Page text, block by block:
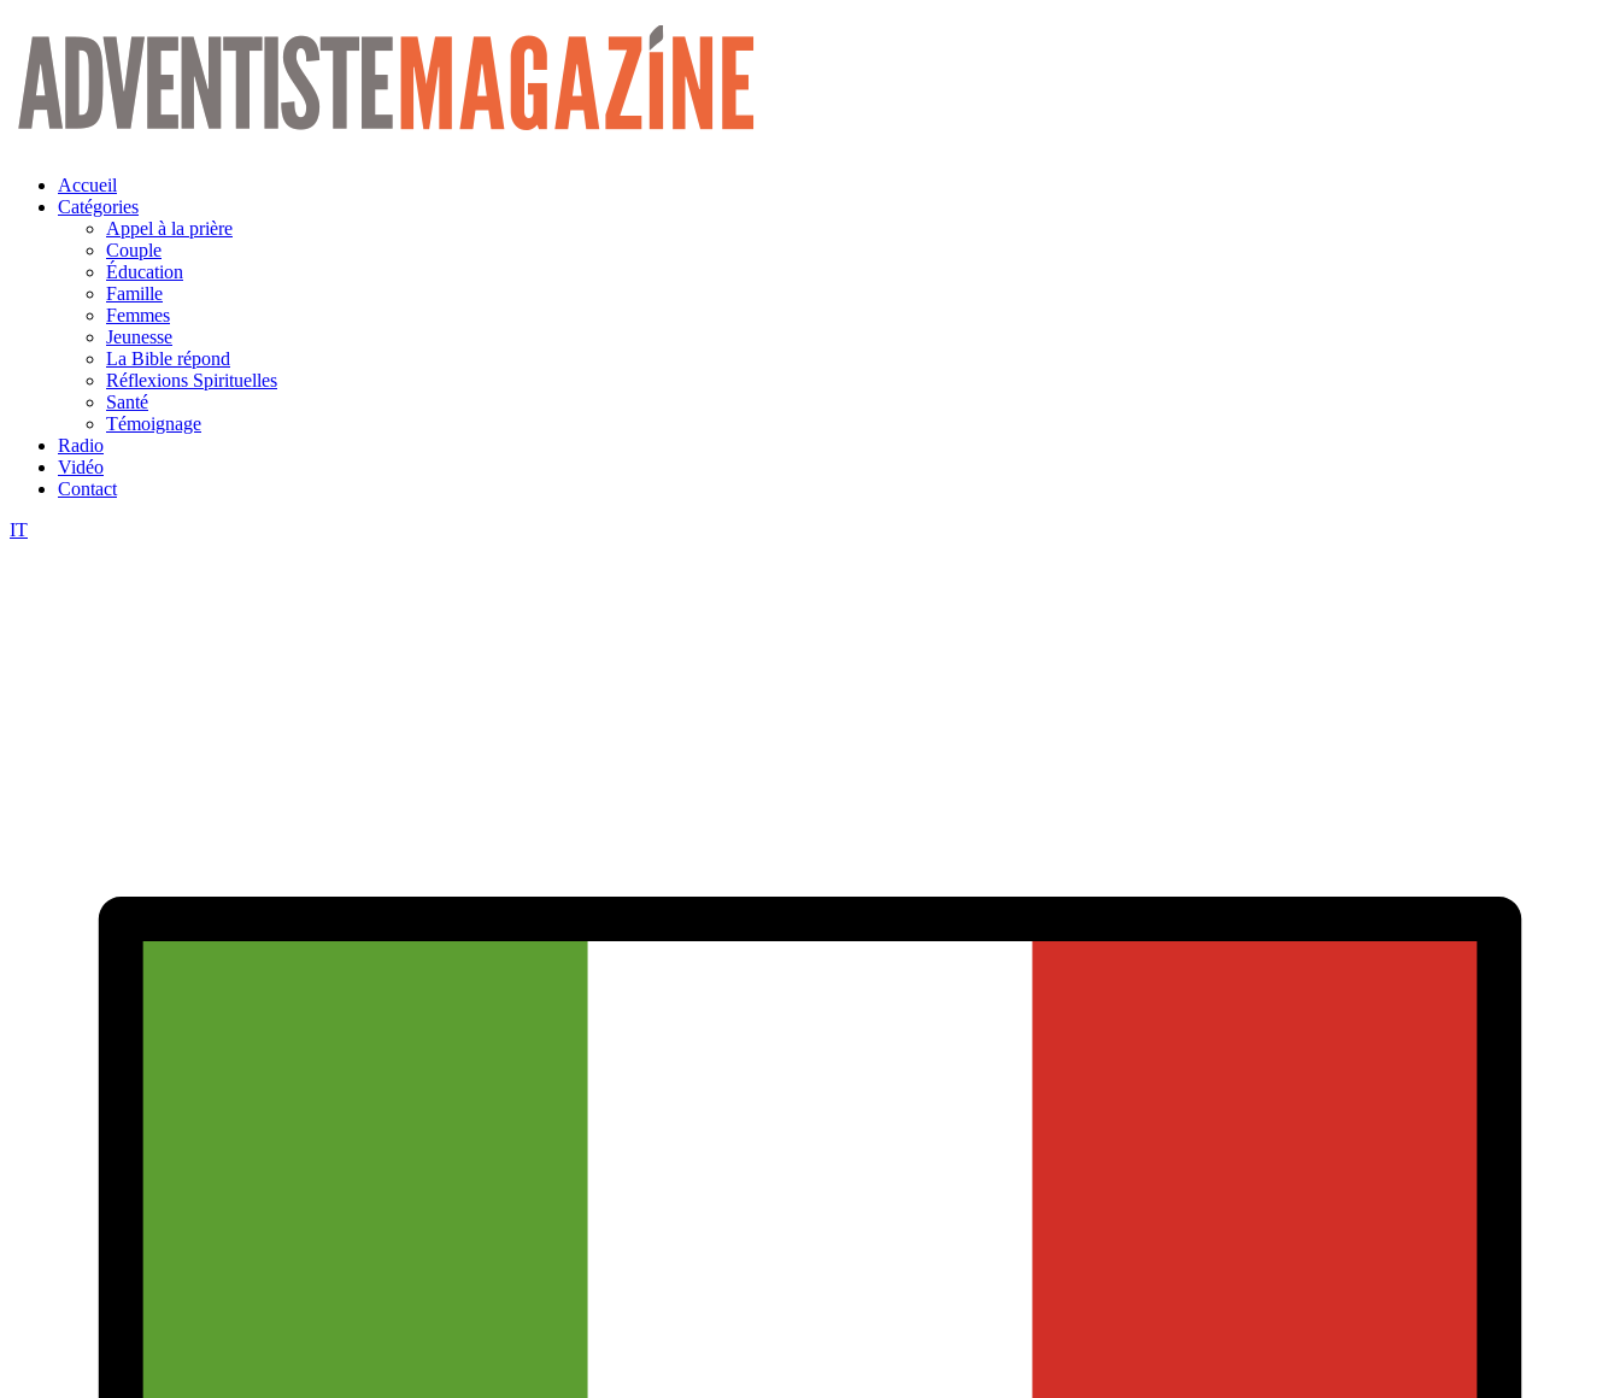
Aller
contenu
Accueil
Catégories
Appel à la prière
Couple
Éducation
Famille
Femmes
Jeunesse
La Bible répond
Réflexions Spirituelles
Santé
Témoignage
Radio
Vidéo
Contact
IT